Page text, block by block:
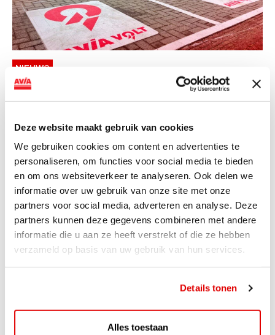
Deze website maakt gebruik van cookies
We gebruiken cookies om content en advertenties te
personaliseren, om functies voor social media te bieden
en om ons websiteverkeer te analyseren. Ook delen we
informatie over uw gebruik van onze site met onze
partners voor social media, adverteren en analyse. Deze
partners kunnen deze gegevens combineren met andere
informatie die u aan ze heeft verstrekt of die ze hebben
verzameld op basis van uw gebruik van hun services.
Details tonen
Alles toestaan
NIEUWS
AVIA VOLT en Fletcher Hotels starten
snellaadinfrastructuur
AVIA VOLT en Fletcher Hotels starten landelijke uitrol
van DC-snellaadinfrastructuur AVIA VOLT en...